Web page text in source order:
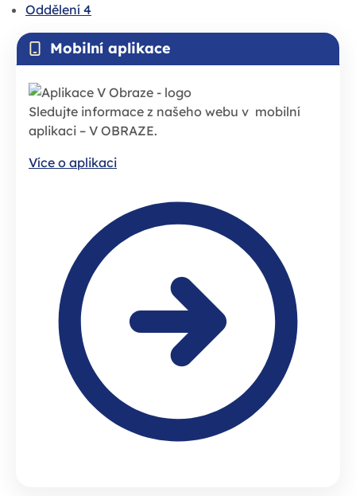
Oddělení 4
Mobilní aplikace
Sledujte informace z našeho webu v mobilní
aplikaci – V OBRAZE.
Více o aplikaci